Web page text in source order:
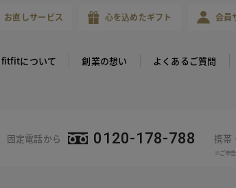
お直しサービス 心を込めたギフト 会員
fitfitについて 創業の想い よくあるご質問
固定電話から 0120-178-788 携帯
※ご申